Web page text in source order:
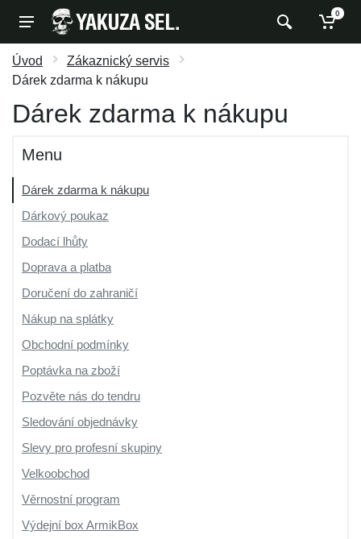
0
Úvod
Zákaznický servis
Dárek zdarma k nákupu
Dárek zdarma k nákupu
Menu
Dárek zdarma k nákupu
Dárkový poukaz
Dodací lhůty
Doprava a platba
Doručení do zahraničí
Nákup na splátky
Obchodní podmínky
Poptávka na zboží
Pozvěte nás do tendru
Sledování objednávky
Slevy pro profesní skupiny
Velkoobchod
Věrnostní program
Výdejní box ArmikBox